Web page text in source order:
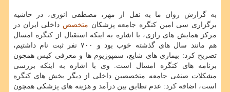
به گزارش روان ما به نقل از مهر، مصطفی انوری، در حاشیه
برگزاری سی امین كنگره جامعه پزشكان متخصص داخلی ایران در
مركز همایش های رازی، با اشاره به اینكه استقبال از كنگره امسال
هم مانند سال های گذشته خوب بود و ۷۰۰ نفر ثبت نام داشتیم،
تصریح كرد: بیماری های شایع، سمپوزیوم ها و معرفی كیس همچون
برنامه های كنگره امسال است. وی با اشاره به اینكه بررسی
مشكلات صنفی جامعه متخصصین داخلی از دیگر بخش های كنگره
است، اضافه كرد: عدم تطابق بین درآمد و هزینه های پزشكی همچون